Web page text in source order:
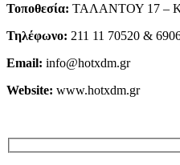
Τοποθεσία: ΤΑΛΑΝΤΟΥ 17 –
Τηλέφωνο: 211 11 70520 &
Email: info@hotxdm.gr
Website: www.hotxdm.gr